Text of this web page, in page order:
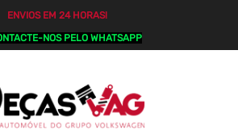
ENVIOS EM 24 HORAS!
NOS PELO WHATSAPP